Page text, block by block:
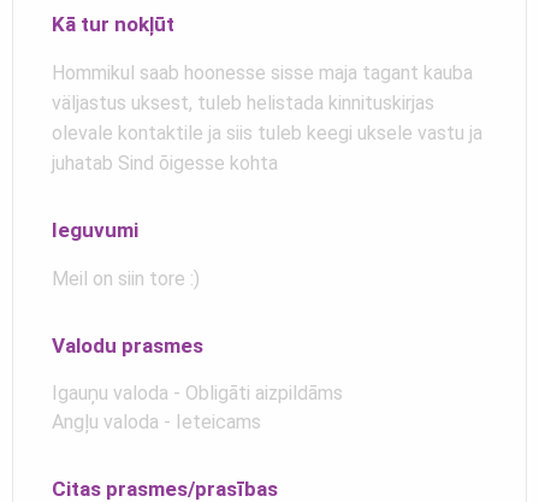
Kā tur nokļūt
Hommikul saab hoonesse sisse maja tagant kauba
väljastus uksest, tuleb helistada kinnituskirjas
olevale kontaktile ja siis tuleb keegi uksele vastu ja
juhatab Sind õigesse kohta
Ieguvumi
Meil on siin tore :)
Valodu prasmes
Igauņu valoda - Obligāti aizpildāms
Angļu valoda - Ieteicams
Citas prasmes/prasības